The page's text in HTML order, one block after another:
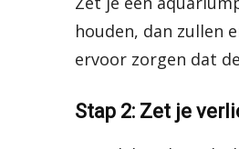
houden, dan zullen
ervoor zorgen dat
Stap 2: Zet je